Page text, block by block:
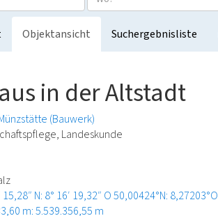
Objektansicht Suchergebnisliste
in der Altstadt
(Bauwerk)
Landeskunde
15,28″ N: 8° 16′ 19,32″ O50,00424°N: 8,27203°O
m: 5.539.356,55 m